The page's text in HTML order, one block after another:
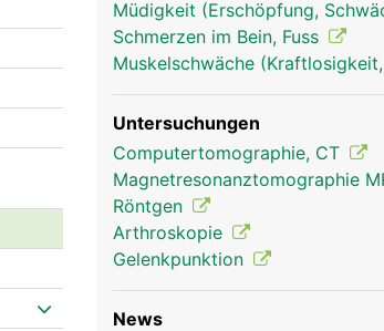
Müdigkeit (Erschöpfung,
Schmerzen im Bein, Fuss
Muskelschwäche
Untersuchungen
Computertomographie, CT
Magnetresonanztomographie
Röntgen
Arthroskopie
Gelenkpunktion
News